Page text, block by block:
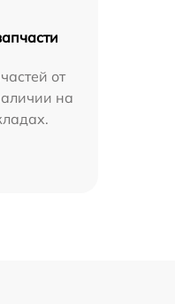
от
на